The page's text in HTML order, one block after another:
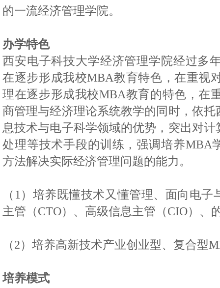
的一流经济管理学院。
办学特色
西安电子科技大学经济管理学院经过多
在逐步形成我校MBA教育特色，在重视
理在逐步形成我校MBA教育的特色，在
商管理与经济理论系统教学的同时，依
息技术与电子科学领域的优势，突出对
处理等技术手段的训练，强调培养MBA
方法解决实际经济管理问题的能力。
（ 1 ）培养既懂技术又懂管理、面向电子
主管（CTO）、高级信息主管（CIO）、
（2）培养高新技术产业创业型、复合型
培养模式